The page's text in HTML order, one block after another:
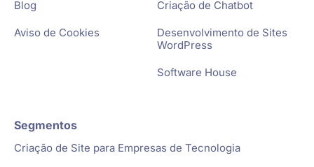
Blog
Aviso de Cookies
Criação de Chatbot
Desenvolvimento de Sites
WordPress
Software House
Segmentos
Criação de Site para Empresas de Tecnologia